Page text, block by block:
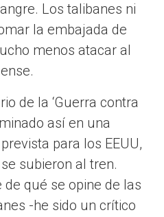
Los talibanes ni
la embajada de
menos atacar al
de la ‘Guerra contra
así en una
para los EEUU,
subieron al tren.
qué se opine de las
-he sido un crítico